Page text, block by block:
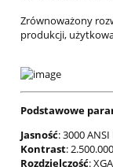
Zrównoważony
produkcji,
Podstawowe
Jasność: 3000
Kontrast:
Rozdzielczość: